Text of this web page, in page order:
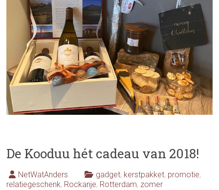
De Kooduu hét cadeau van 2018!
NetWatAnders gadget, kerstpakket, promotie,
relatiegeschenk, Rockanje, Rotterdam, zomer